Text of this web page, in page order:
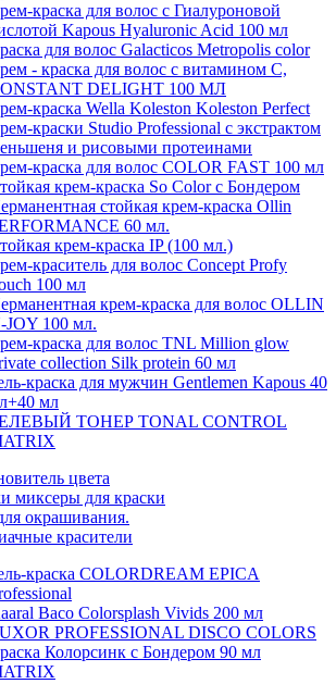
краска для волос с Гиалуроновой
Kapous Hyaluronic Acid 100 мл
для волос Galacticos Metropolis color
- краска для волос с витамином С,
DELIGHT 100 МЛ
краска Wella Koleston Koleston Perfect
краски Studio Professional с экстрактом
и рисовыми протеинами
краска для волос COLOR FAST 100 мл
крем-краска So Color с Бондером
стойкая крем-краска Ollin
60 мл.
крем-краска IP (100 мл.)
краситель для волос Concept Profy
100 мл
крем-краска для волос OLLIN
JOY 100 мл.
краска для волос TNL Million glow
collection Silk protein 60 мл
краска для мужчин Gentlemen Kapous 40
мл
ТОНЕР TONAL CONTROL
цвета
миксеры для краски
окрашивания.
красители
краска COLORDREAM EPICA
Baco Colorsplash Vivids 200 мл
PROFESSIONAL DISCO COLORS
Колорсинк с Бондером 90 мл